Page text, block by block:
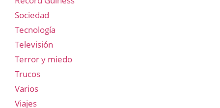
Sociedad
Tecnología
Televisión
Terror y miedo
Trucos
Varios
Viajes